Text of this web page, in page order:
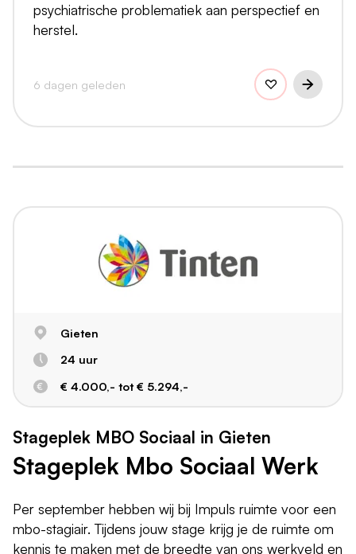
psychiatrische problematiek aan perspectief en
herstel.
6 dagen geleden
Gieten
24 uur
€ 4.000,- tot € 5.294,-
Stageplek MBO Sociaal in Gieten
Stageplek Mbo Sociaal Werk
Per september hebben wij bij Impuls ruimte voor een
mbo-stagiair. Tijdens jouw stage krijg je de ruimte om
kennis te maken met de breedte van ons werkveld en